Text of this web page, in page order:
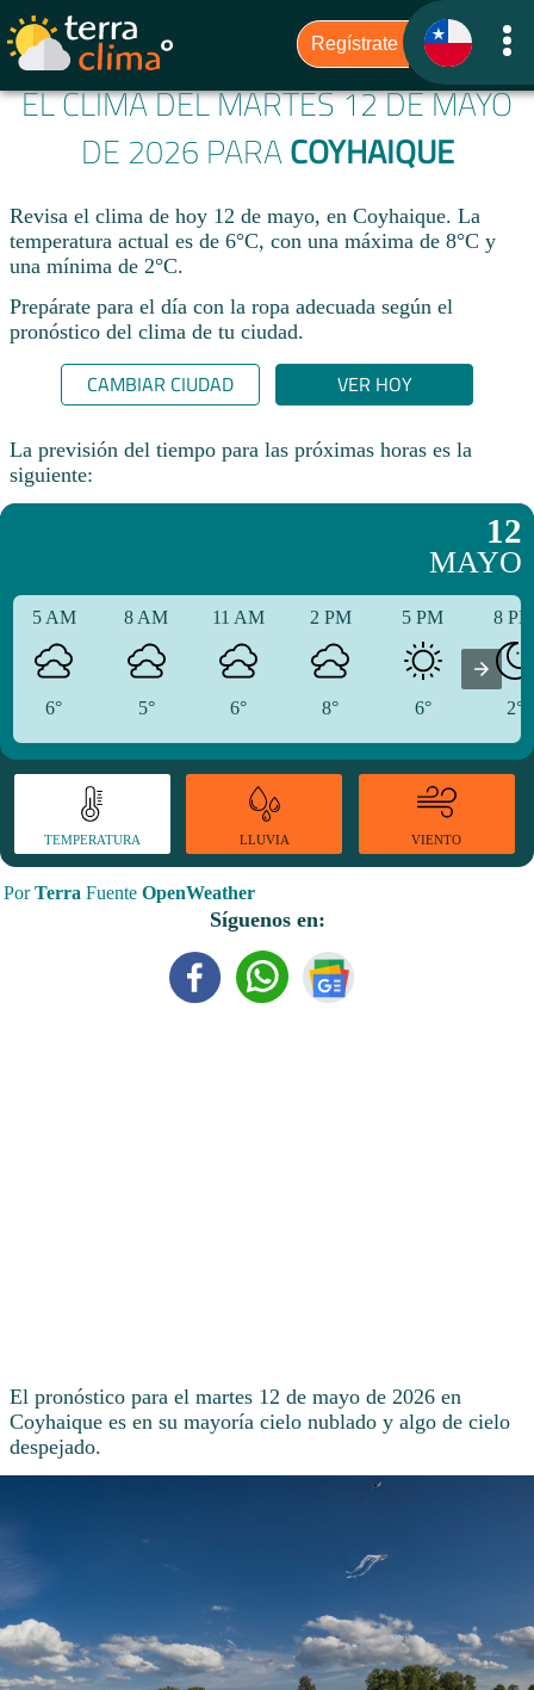
EL CLIMA DEL MARTES 12 DE MAYO
DE 2026 PARA COYHAIQUE
Revisa el clima de hoy 12 de mayo, en Coyhaique. La
temperatura actual es de 6°C, con una máxima de 8°C y
una mínima de 2°C.​
Prepárate para el día con la ropa adecuada según el
pronóstico del clima de tu ciudad.​
CAMBIAR CIUDAD VER HOY
La previsión del tiempo para las próximas horas es la
siguiente:
12
MAYO
5 AM
6°
8 AM
5°
11 AM
6°
2 PM
8°
5 PM
6°
8
2°
TEMPERATURA LLUVIA VIENTO
PorTerra Fuente OpenWeather
Síguenos en:
El pronóstico para el martes 12 de mayo de 2026 en
Coyhaique es en su mayoría cielo nublado y algo de cielo
despejado.